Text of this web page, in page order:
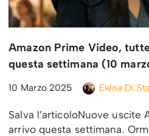
Amazon Prime Video,
questa settimana (10
10 Marzo 2025 Elena Di
Salva l’articoloNuove uscite
arrivo questa settimana.